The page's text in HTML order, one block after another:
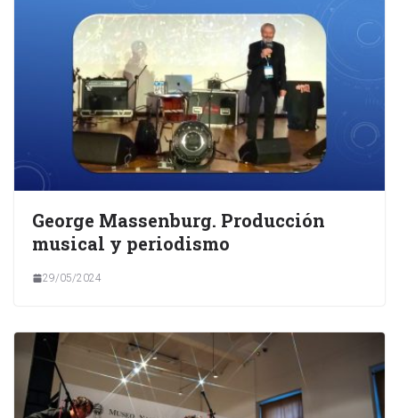
George Massenburg. Producción
musical y periodismo
29/05/2024